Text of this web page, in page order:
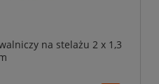
na stelażu 2 x 1,3